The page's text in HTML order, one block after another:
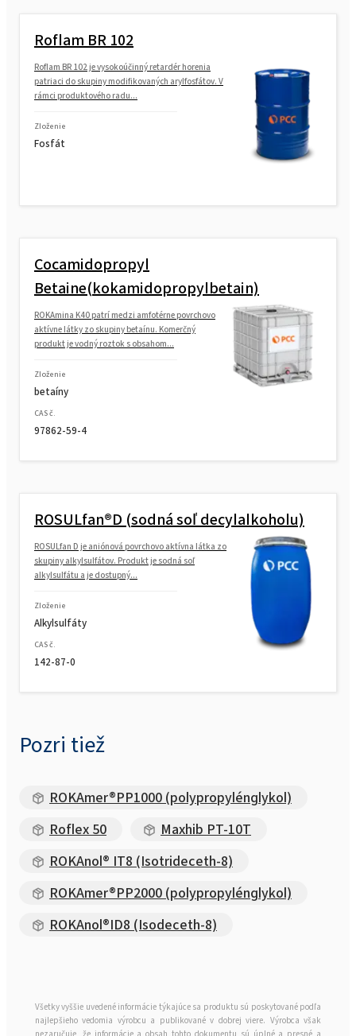
Roflam BR 102
Roflam BR 102 je vysokoúčinný retardér horenia
patriaci do skupiny modifikovaných arylfosfátov. V
rámci produktového radu...
Zloženie
Fosfát
Cocamidopropyl
Betaine(kokamidopropylbetain)
ROKAmina K40 patrí medzi amfotérne povrchovo
aktívne látky zo skupiny betaínu. Komerčný
produkt je vodný roztok s obsahom...
Zloženie
betaíny
CAS č.
97862-59-4
ROSULfan®D (sodná soľ decylalkoholu)
ROSULfan D je aniónová povrchovo aktívna látka zo
skupiny alkylsulfátov. Produkt je sodná soľ
alkylsulfátu a je dostupný...
Zloženie
Alkylsulfáty
CAS č.
142-87-0
Pozri tiež
ROKAmer®PP1000 (polypropylénglykol)
Roflex 50
Maxhib PT-10T
ROKAnol® IT8 (Isotrideceth-8)
ROKAmer®PP2000 (polypropylénglykol)
ROKAnol®ID8 (Isodeceth-8)
Všetky vyššie uvedené informácie týkajúce sa produktu sú poskytované podľa
najlepšieho vedomia výrobcu a publikované v dobrej viere. Výrobca však